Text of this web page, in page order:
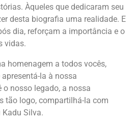
Àqueles que dedicaram seu
desta biografia uma realidade. E
dia, reforçam a importância e o
vidas.
homenagem a todos vocês,
la à nossa
o nosso legado, a nossa
tão logo, compartilhá-la com
Silva.